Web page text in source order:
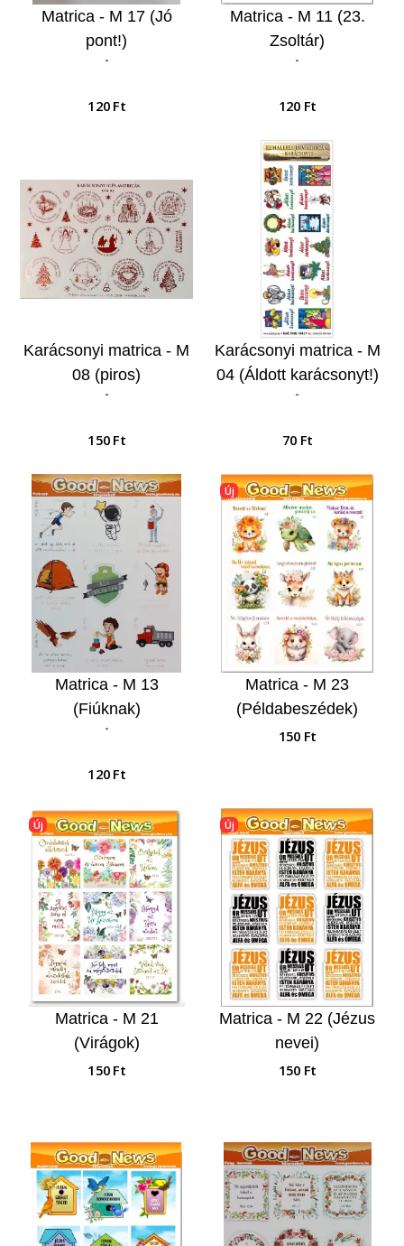
Matrica - M 17 (Jó
pont!)
-
120 Ft
Matrica - M 11 (23.
Zsoltár)
-
120 Ft
Karácsonyi matrica - M
08 (piros)
-
150 Ft
Karácsonyi matrica - M
04 (Áldott karácsonyt!)
-
70 Ft
Matrica - M 13
(Fiúknak)
-
120 Ft
Új
Matrica - M 23
(Példabeszédek)
150 Ft
Új
Matrica - M 21
(Virágok)
150 Ft
Új
Matrica - M 22 (Jézus
nevei)
150 Ft